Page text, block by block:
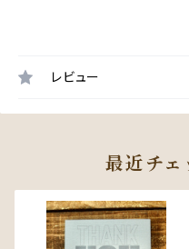
レビュー
最近チェ